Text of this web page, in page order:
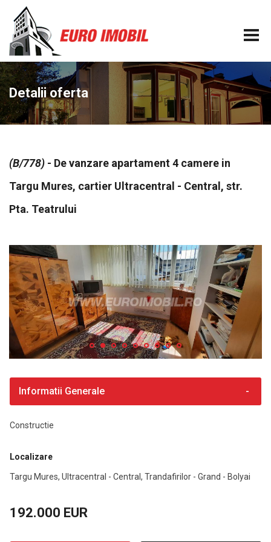
Detalii oferta
(B/778) - De vanzare apartament 4 camere in
Targu Mures, cartier Ultracentral - Central, str.
Pta. Teatrului
Informatii Generale
Constructie
Localizare
Targu Mures, Ultracentral - Central, Trandafirilor - Grand - Bolyai
192.000 EUR